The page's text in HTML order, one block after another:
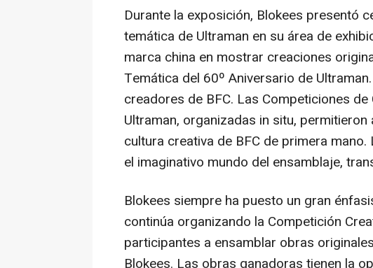
Durante la exposición, Blokees presentó
temática de Ultraman en su área de
marca china en mostrar creaciones
Temática del 60º Aniversario de
creadores de BFC. Las Competiciones
Ultraman, organizadas in situ,
cultura creativa de BFC de primera
el imaginativo mundo del ensamblaje,
Blokees siempre ha puesto un gran
continúa organizando la Competición
participantes a ensamblar obras
Blokees. Las obras ganadoras tienen la